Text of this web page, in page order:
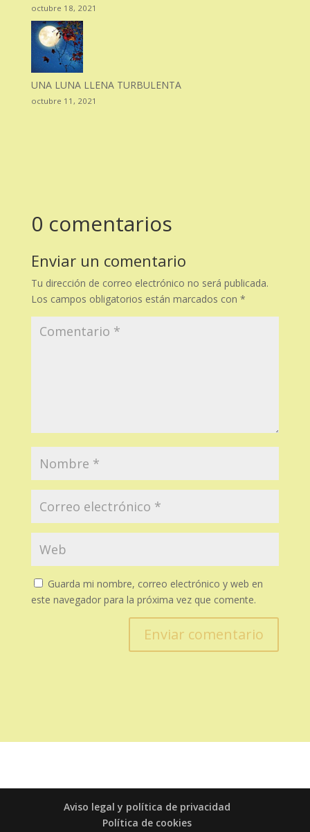
octubre 18, 2021
UNA LUNA LLENA TURBULENTA
octubre 11, 2021
0 comentarios
Enviar un comentario
Tu dirección de correo electrónico no será publicada.
Los campos obligatorios están marcados con *
Guarda mi nombre, correo electrónico y web en
este navegador para la próxima vez que comente.
Enviar comentario
Aviso legal y política de privacidad
Política de cookies